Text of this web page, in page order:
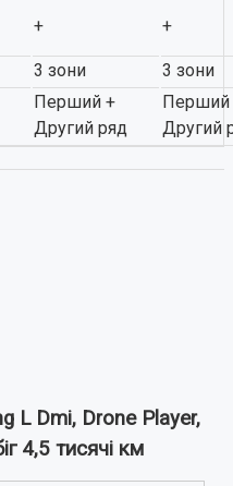
+ +
3 зони 3 зони
Перший +
Другий ряд
Перший
Другий
L Dmi, Drone Player,
4,5 тисячі км